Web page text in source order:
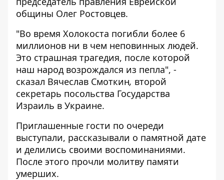
общины Олег Ростовцев.
"Во время Холокоста погибли более 6
миллионов ни в чем неповинных людей.
Это страшная трагедия, после которой
наш народ возрождался из пепла", -
сказал Вячеслав Смоткин, второй
секретарь посольства Государства
Израиль в Украине.
Приглашенные гости по очереди
выступали, рассказывали о памятной дате
и делились своими воспоминаниями.
После этого прочли молитву памяти
умерших.